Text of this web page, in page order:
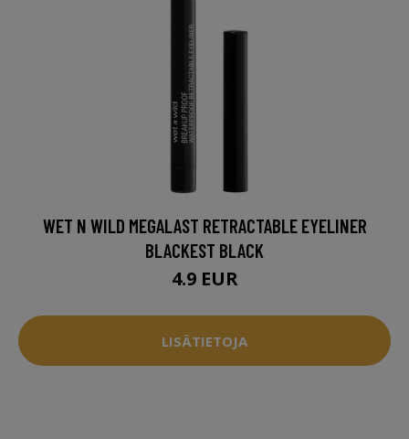
WET N WILD MEGALAST RETRACTABLE EYELINER
BLACKEST BLACK
4.9 EUR
LISÄTIETOJA